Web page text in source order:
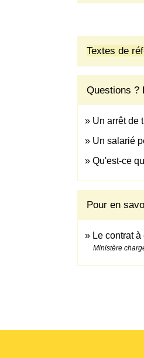
Textes de
Questions ?
Un arrêt de
Un salarié
Qu'est-ce
Pour en
Le contrat
Ministère